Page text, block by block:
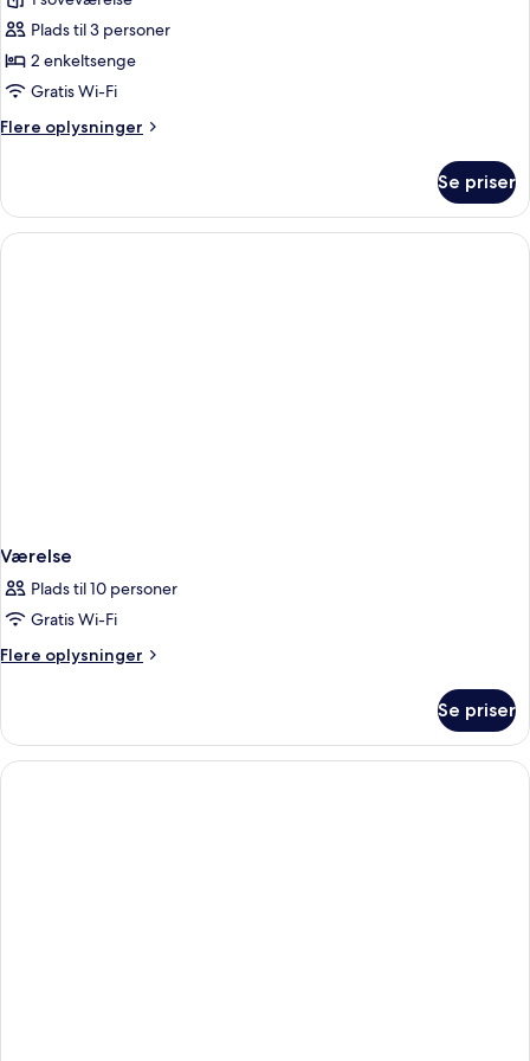
Club-
værelse
-
enkeltsenge
Plads til 3 personer
2 enkeltsenge
Gratis Wi-Fi
Flere oplysninger
Flere
værelse
2
Se priser
Værelse
Plads til 10 personer
Gratis Wi-Fi
Flere oplysninger
Flere
Se priser